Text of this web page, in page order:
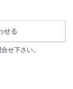
せる
せ下さい。